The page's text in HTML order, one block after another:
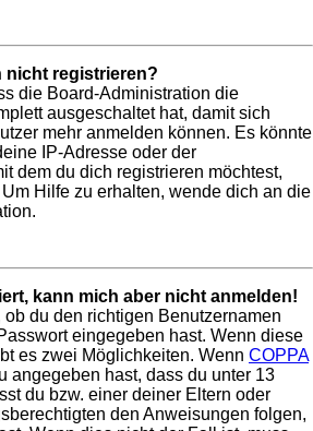
nicht registrieren?
die Board-Administration die
ausgeschaltet hat, damit sich
mehr anmelden können. Es könnte
IP-Adresse oder der
dem du dich registrieren möchtest,
Hilfe zu erhalten, wende dich an die
kann mich aber nicht anmelden!
ob du den richtigen Benutzernamen
eingegeben hast. Wenn diese
es zwei Möglichkeiten. Wenn COPPA
angegeben hast, dass du unter 13
du bzw. einer deiner Eltern oder
den Anweisungen folgen,